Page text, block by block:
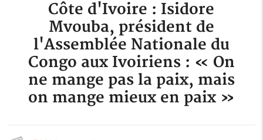
Côte d'Ivoire : Isidore
Mvouba, président de
l'Assemblée Nationale du
Congo aux Ivoiriens : « On
ne mange pas la paix, mais
on mange mieux en paix »